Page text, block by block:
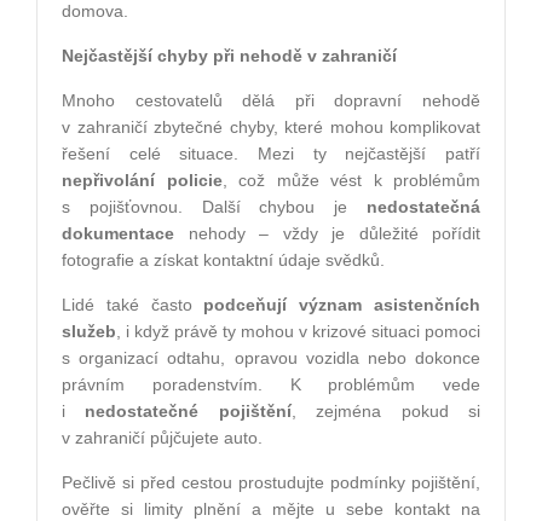
domova.
Nejčastější chyby při nehodě v zahraničí
Mnoho cestovatelů dělá při dopravní nehodě
v zahraničí zbytečné chyby, které mohou komplikovat
řešení celé situace. Mezi ty nejčastější patří
nepřivolání policie, což může vést k problémům
s pojišťovnou. Další chybou je nedostatečná
dokumentace nehody – vždy je důležité pořídit
fotografie a získat kontaktní údaje svědků.
Lidé také často podceňují význam asistenčních
služeb , i když právě ty mohou v krizové situaci pomoci
s organizací odtahu, opravou vozidla nebo dokonce
právním poradenstvím. K problémům vede
i nedostatečné pojištění, zejména pokud si
v zahraničí půjčujete auto.
Pečlivě si před cestou prostudujte podmínky pojištění,
ověřte si limity plnění a mějte u sebe kontakt na